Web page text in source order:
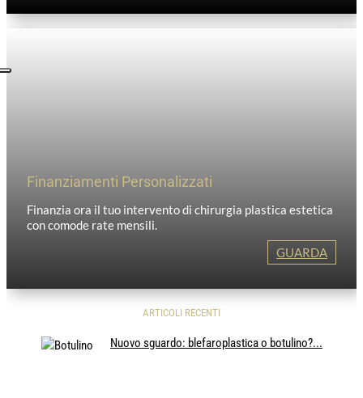
Finanziamenti Personalizzati
Finanzia ora il tuo intervento di chirurgia plastica estetica
con comode rate mensili.
GUARDA
ARTICOLI RECENTI
Nuovo sguardo: blefaroplastica o botulino?...